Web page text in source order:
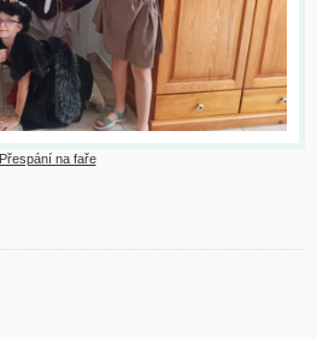
Přespání na faře